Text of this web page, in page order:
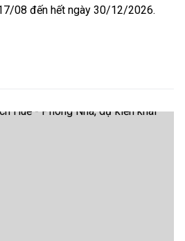
08 đến hết ngày 30/12/2026.